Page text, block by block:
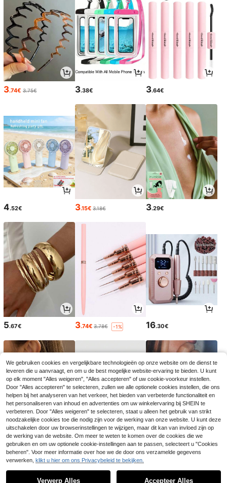
0
3.74€ 3.75€ 3.38€ 3.64€
4.52€ 3.15€ 3.18€ 3.29€
5.67€ 3.74€ 3.78€ -1% 16.30€
4.52€ 18.75€18.99€ -1% 4.44€ 4.48€
We gebruiken cookies en vergelijkbare technologieën op onze website om de dienst te
leveren die u aanvraagt, en om u de best mogelijke website-ervaring te bieden. U kunt
op elk moment "Alles weigeren", "Alles accepteren" of uw cookie-voorkeur instellen.
Door "Alles accepteren" te selecteren, zullen we alle optionele cookies instellen, die ons
helpen bij het analyseren van het verkeer, het bieden van verbeterde functionaliteit en
het personaliseren van inhoud en advertenties om uw winkelervaring bij SHEIN te
verbeteren. Door "Alles weigeren" te selecteren, staat u alleen het gebruik van strikt
noodzakelijke cookies toe die nodig zijn voor de werking van onze website. U kunt deze
uitschakelen door uw browserinstellingen te wijzigen, maar dit kan van invloed zijn op
de werking van de website. Om meer te weten te komen over de cookies die we
gebruiken en om uw optionele cookie-instellingen aan te passen, selecteert u "Cookies
beheren". Voor meer informatie over hoe we de door ons verzamelde gegevens
verwerken, klikt u hier om ons Privacybeleid te bekijken.
Verwerp Alles Accepteer Alles